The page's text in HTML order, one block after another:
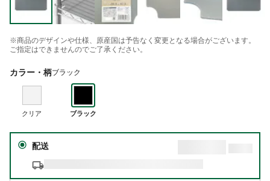
※商品のデザインや仕様、原産国は予告なく変更となる場合がございます。
ご指定はできませんのでご了承ください。
カラー・柄ブラック
クリア ブラック
配送